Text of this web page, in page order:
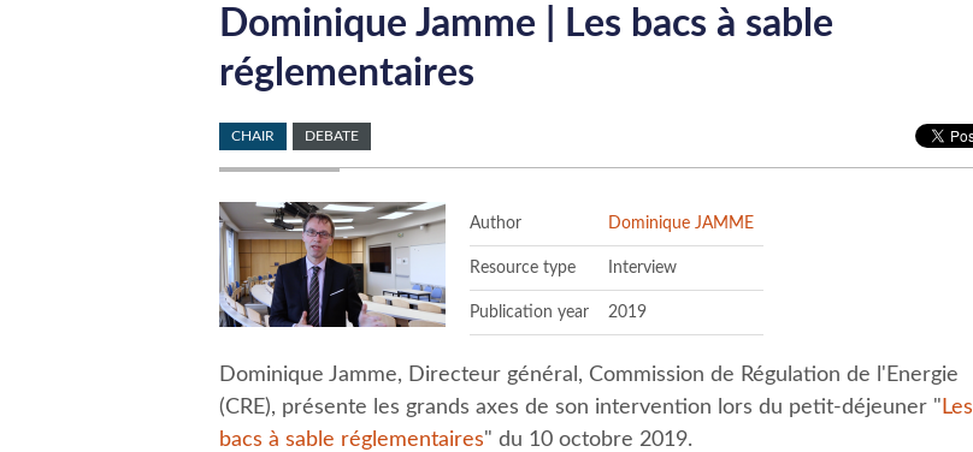
Dominique Jamme | Les bacs à sable
réglementaires
CHAIR DEBATE
Author Dominique JAMME
Resource type Interview
Publication year 2019
Dominique Jamme, Directeur général, Commission de Régulation de l'Energie
(CRE), présente les grands axes de son intervention lors du petit-déjeuner " Les
bacs à sable réglementaires" du 10 octobre 2019.